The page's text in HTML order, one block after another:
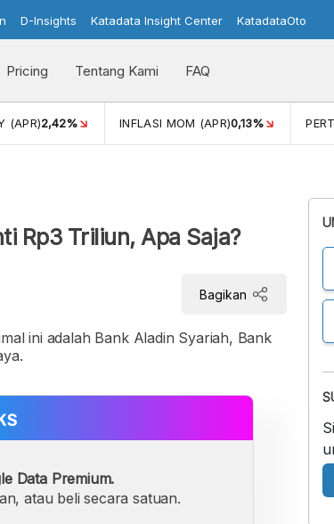
D-Insights Katadata Insight Center KatadataOto
Pricing Tentang Kami FAQ
INFLASI MOM (APR)0,13% PERTUMBUHAN
Rp3 Triliun, Apa Saja?
Bagikan
ini adalah Bank Aladin Syariah, Bank
Data Premium.
atau beli secara satuan.